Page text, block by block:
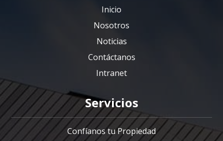
Inicio
Nosotros
Noticias
Contáctanos
Intranet
Servicios
Confíanos tu Propiedad